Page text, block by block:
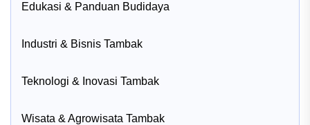
Edukasi & Panduan Budidaya
Industri & Bisnis Tambak
Teknologi & Inovasi Tambak
Wisata & Agrowisata Tambak